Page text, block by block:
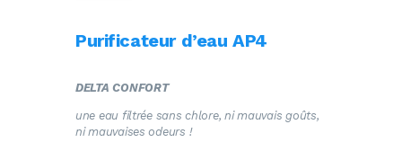
Purificateur d’eau AP4
DELTA CONFORT
une eau filtrée sans chlore, ni mauvais goûts,
ni mauvaises odeurs !